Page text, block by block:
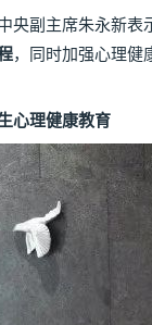
副主席朱永新表
，同时加强心理健
心理健康教育